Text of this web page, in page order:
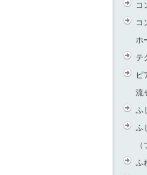
コ
コ
ホ
テ
ピ
流
ふ
ふ
ふ